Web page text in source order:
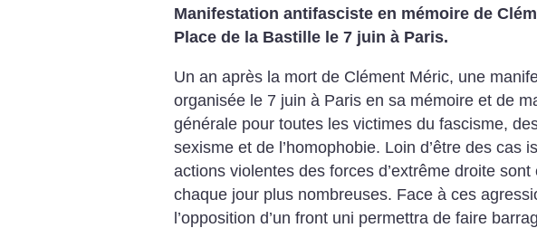
Manifestation antifasciste en mémoire de
Place de la Bastille le 7 juin à Paris.
Un an après la mort de Clément Méric, une
organisée le 7 juin à Paris en sa mémoire et de
générale pour toutes les victimes du fascisme,
sexisme et de l’homophobie. Loin d’être des cas
actions violentes des forces d’extrême droite
chaque jour plus nombreuses. Face à ces
l’opposition d’un front uni permettra de faire